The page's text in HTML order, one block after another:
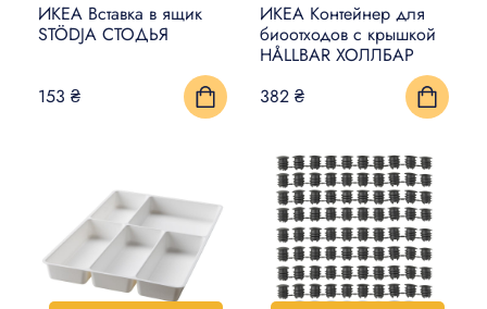
ИКЕА Вставка в ящик
STÖDJA СТОДЬЯ
153 ₴
ИКЕА Контейнер для
биоотходов с крышкой
HÅLLBAR ХОЛЛБАР
382 ₴